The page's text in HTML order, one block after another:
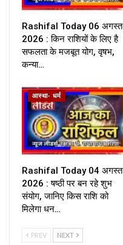
Rashifal Today 06 अगस्त
2026 : किन राशियों के लिए है
सफलता के मजबूत योग, वृषभ,
कन्या…
आस्था- धर्म
Rashifal Today 04 अगस्त
2026 : षष्ठी पर बन रहे शुभ
संयोग, जानिए किस राशि को
मिलेगा धन…
PREV NEXT